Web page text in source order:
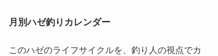
月別ハゼ釣りカレンダー
このハゼのライフサイクルを、釣り人の視点でカ